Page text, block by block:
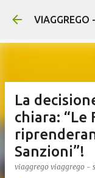
VIAGGREGO
La
chiara: “Le
Sanzioni”!
viaggrego viaggrego -